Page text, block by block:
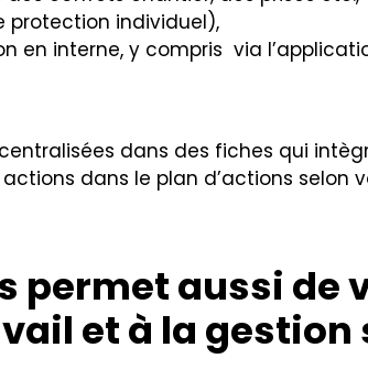
protection individuel),
en interne, y compris via
dans des fiches qui
dans le plan d’actions selon
permet aussi
et à la